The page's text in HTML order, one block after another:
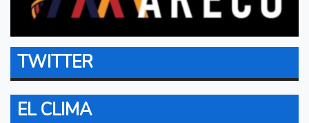
TWITTER
EL CLIMA